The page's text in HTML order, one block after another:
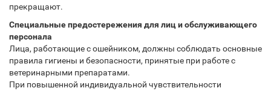
прекращают.
Специальные предостережения для лиц и обслуживающего
персонала
Лица, работающие с ошейником, должны соблюдать основные
правила гигиены и безопасности, принятые при работе с
ветеринарными препаратами.
При повышенной индивидуальной чувствительности